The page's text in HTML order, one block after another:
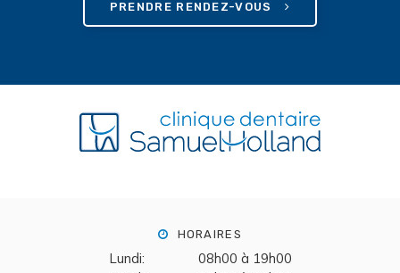
PRENDRE RENDEZ-VOUS
HORAIRES
Lundi:
08h00 à 19h00